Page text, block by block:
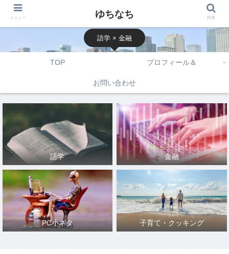
語学 × 金融
TOP プロフィール＆
お問い合わせ
語学 金融
PC小ネタ 子育て・クッキング
メニュー ゆちなち 検索